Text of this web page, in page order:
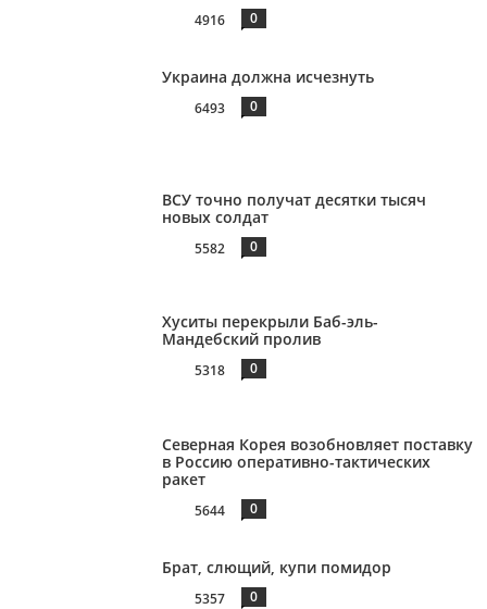
4916 0
Украина должна исчезнуть
6493 0
ВСУ точно получат десятки тысяч
новых солдат
5582 0
Хуситы перекрыли Баб-эль-
Мандебский пролив
5318 0
Северная Корея возобновляет поставку
в Россию оперативно-тактических
ракет
5644 0
Брат, слющий, купи помидор
5357 0